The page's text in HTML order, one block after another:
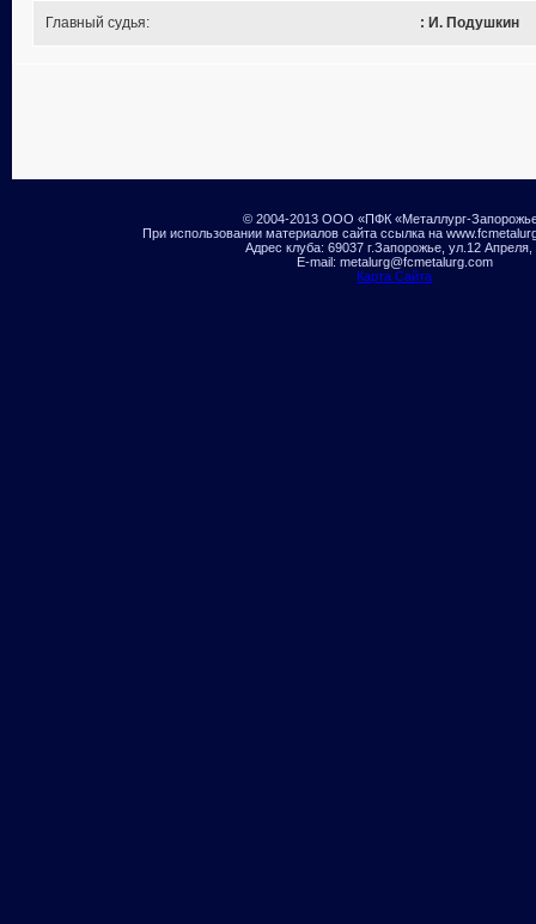
Главный судья:
: И. Подушкин
© 2004-2013 ООО «ПФК «Металлург-
При использовании материалов сайта ссылка на
Адрес клуба: 69037 г.Запорожье, ул.12 Апреля,
E-mail: metalurg@fcmetalurg.com
Карта Сайта